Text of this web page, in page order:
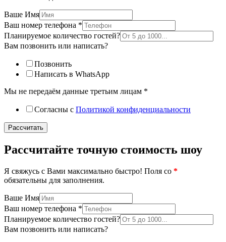
Ваше Имя
Ваш номер телефона *
Планируемое количество гостей?
Вам позвонить или написать?
Позвонить
Написать в WhatsApp
Мы не передаём данные третьим лицам *
Согласны с Политикой конфиденциальности
Рассчитать
Рассчитайте точную стоимость шоу
Я свяжусь с Вами максимально быстро! Поля со *
обязательны для заполнения.
Ваше Имя
Ваш номер телефона *
Планируемое количество гостей?
Вам позвонить или написать?